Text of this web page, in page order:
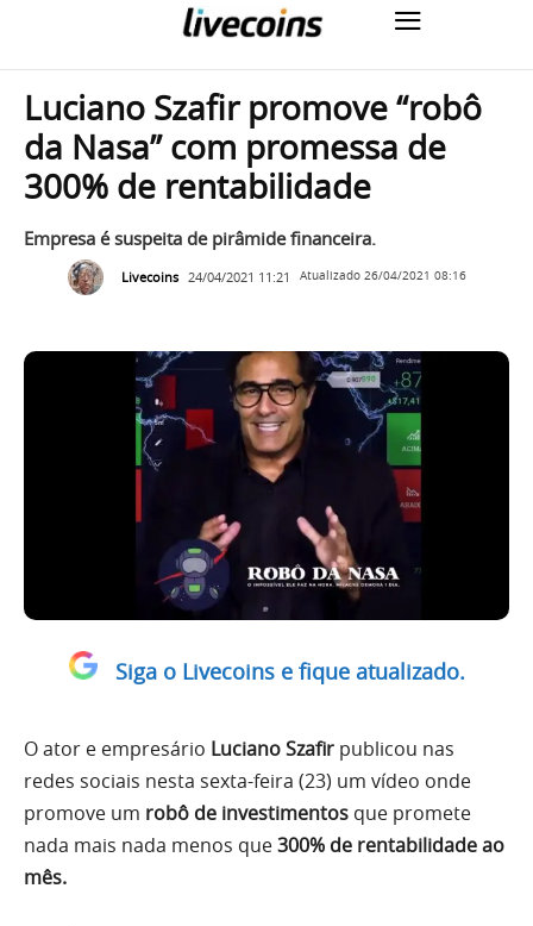
Luciano Szafir promove “robô
da Nasa” com promessa de
300% de rentabilidade
Empresa é suspeita de pirâmide financeira.
Livecoins 24/04/2021 11:21 Atualizado 26/04/2021 08:16
Siga o Livecoins e fique atualizado.
O ator e empresário Luciano Szafir publicou nas
redes sociais nesta sexta-feira (23) um vídeo onde
promove um robô de investimentos que promete
nada mais nada menos que300% de rentabilidade ao
mês.